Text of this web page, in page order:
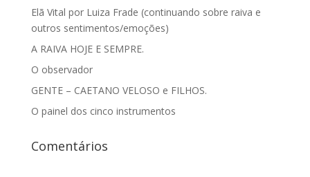
Elã Vital por Luiza Frade (continuando sobre raiva e
outros sentimentos/emoções)
A RAIVA HOJE E SEMPRE.
O observador
GENTE – CAETANO VELOSO e FILHOS.
O painel dos cinco instrumentos
Comentários